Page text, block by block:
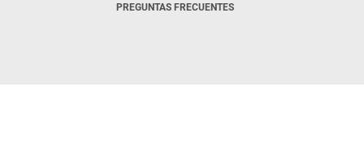
PREGUNTAS FRECUENTES